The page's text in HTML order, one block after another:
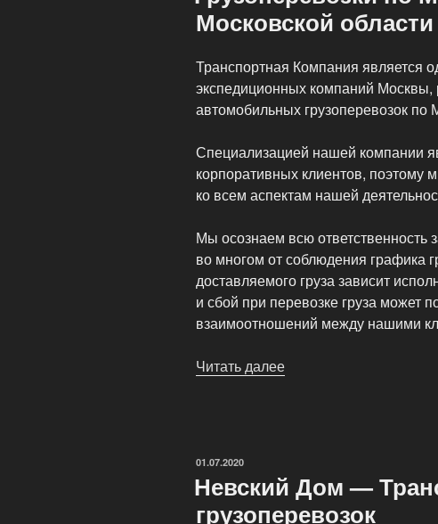
Московской области
Транспортная Компания является
экспедиционных компаний
автомобильных грузоперевозок по
Специализацией нашей компании
корпоративных клиентов, поэтому
ко всем аспектам нашей
Мы осознаем всю ответственность
во многом от соблюдения графика
доставляемого груза зависит
и сбой при перевозке груза может
взаимоотношений между нашими
Читать далее
области»
ОПУБЛИКОВАНО
01.07.2020
Невский Дом —
грузоперевозок